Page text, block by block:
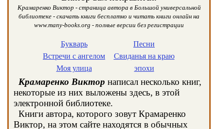
Крамаренко Виктор - страница автора в Большой универсальной
библиотеке - скачать книги бесплатно и читать книги онлайн на
www.many-books.org - полные версии без регистрации
Букварь
Встречи с ангелом
Моя улица
Песни
Свиданья на краю
эпохи
Крамаренко Виктор написал несколько книг,
некоторые из них выложены здесь, в этой
электронной библиотеке.
Книги автора, которого зовут Крамаренко
Виктор, на этом сайте находятся в обычных